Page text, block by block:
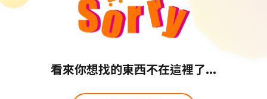
看來你想找的東西不在這裡了...